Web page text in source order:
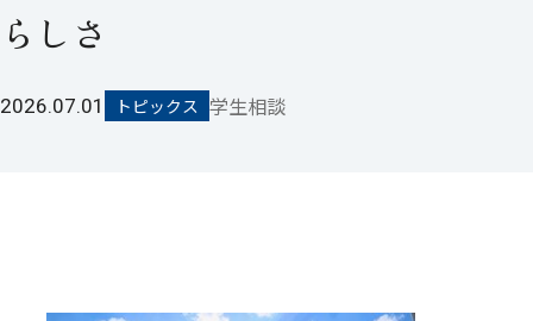
らしさ
2026.07.01 トピックス 学生相談